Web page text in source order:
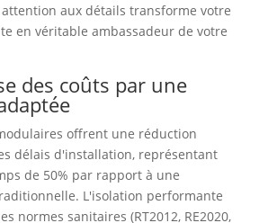
attention aux détails transforme votre
en véritable ambassadeur de votre
des coûts par une
offrent une réduction
délais d'installation, représentant
de 50% par rapport à une
L'isolation performante
normes sanitaires (RT2012, RE2020,